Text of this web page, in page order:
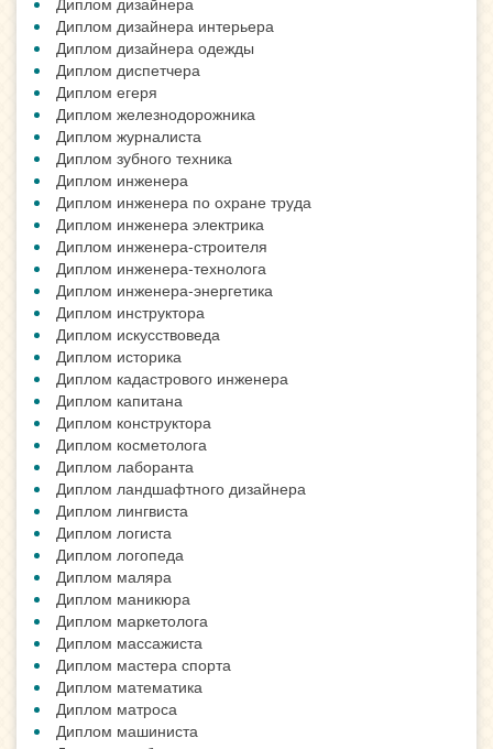
Диплом дизайнера интерьера
Диплом дизайнера одежды
Диплом диспетчера
Диплом егеря
Диплом железнодорожника
Диплом журналиста
Диплом зубного техника
Диплом инженера
Диплом инженера по охране труда
Диплом инженера электрика
Диплом инженера-строителя
Диплом инженера-технолога
Диплом инженера-энергетика
Диплом инструктора
Диплом искусствоведа
Диплом историка
Диплом кадастрового инженера
Диплом капитана
Диплом конструктора
Диплом косметолога
Диплом лаборанта
Диплом ландшафтного дизайнера
Диплом лингвиста
Диплом логиста
Диплом логопеда
Диплом маляра
Диплом маникюра
Диплом маркетолога
Диплом массажиста
Диплом мастера спорта
Диплом математика
Диплом матроса
Диплом машиниста